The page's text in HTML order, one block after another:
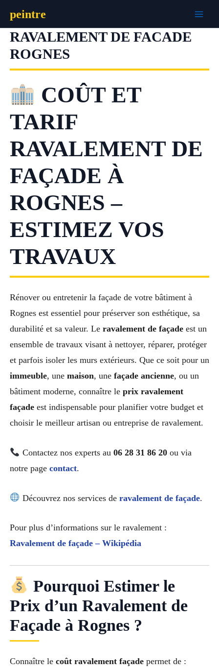
contenu
peintre
RAVALEMENT DE FACADE
ROGNES
COÛT ET
TARIF
RAVALEMENT DE
FAÇADE À
ROGNES –
ESTIMEZ VOS
TRAVAUX
Rénover ou entretenir la façade de votre bâtiment à
Rognes est essentiel pour préserver son esthétique, sa
durabilité et sa valeur. Le ravalement de façade est un
ensemble de travaux visant à nettoyer, réparer, protéger
et parfois isoler les murs extérieurs. Que ce soit pour un
immeuble, une maison, une façade ancienne, ou un
bâtiment moderne, connaître le prix ravalement
façade est indispensable pour planifier votre budget et
choisir le meilleur artisan ou entreprise de ravalement.
Contactez nos experts au 06 28 31 86 20ou via
notre page contact.
Découvrez nos services de ravalement de façade.
Pour plus d’informations sur le ravalement :
Ravalement de façade – Wikipédia
Pourquoi Estimer le
Prix d’un Ravalement de
Façade à Rognes ?
Connaître le coût ravalement façade permet de :